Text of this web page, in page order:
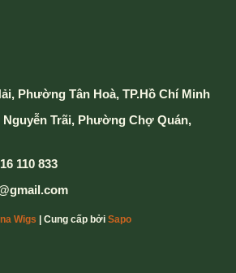
Phường Tân Hoà, TP.Hồ Chí Minh
Nguyễn Trãi, Phường Chợ Quán,
110 833
Wigs | Cung cấp bởi Sapo